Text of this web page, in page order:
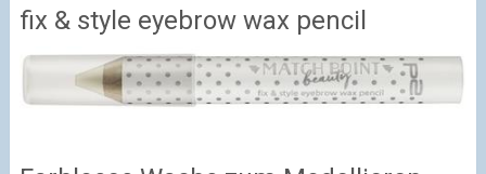
fix & style eyebrow wax pencil